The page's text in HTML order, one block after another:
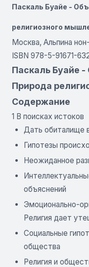
Паскаль Буайе -
религиозного
Москва, Альпина
ISBN 978-5-91671-
Паскаль Буайе
Природа
Содержание
1 В поисках истоков
Дать обиталище
Гипотезы
Неожиданное
объяснений
Эмоционально-
Религия дает
Социальные
общества
Религия и